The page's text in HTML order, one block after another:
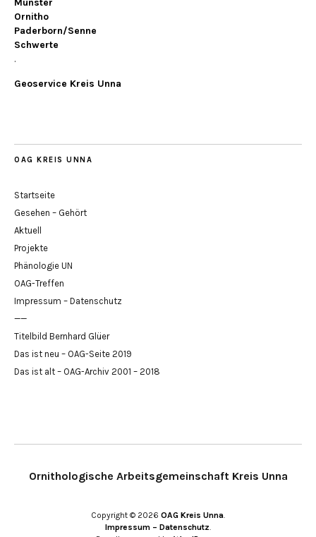
Münster
Ornitho
Paderborn/Senne
Schwerte
.
Geoservice Kreis Unna
OAG KREIS UNNA
Startseite
Gesehen – Gehört
Aktuell
Projekte
Phänologie UN
OAG-Treffen
Impressum – Datenschutz
——
Titelbild Bernhard Glüer
Das ist neu – OAG-Seite 2019
Das ist alt – OAG-Archiv 2001 – 2018
Ornithologische Arbeitsgemeinschaft Kreis Unna
Copyright © 2026 OAG Kreis Unna
Impressum – Datenschutz